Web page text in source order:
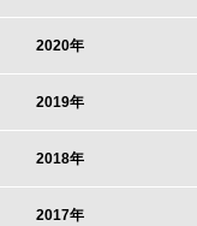
2020年
2019年
2018年
2017年